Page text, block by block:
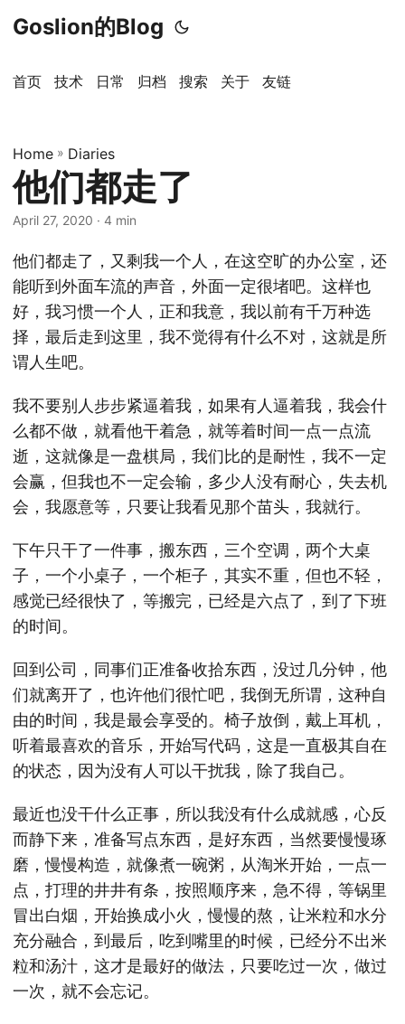
Goslion的Blog
首页 技术 日常 归档 搜索 关于 友链
Home » Diaries
他们都走了
April 27, 2020 · 4 min
他们都走了，又剩我一个人，在这空旷的办公室，还
能听到外面车流的声音，外面一定很堵吧。这样也
好，我习惯一个人，正和我意，我以前有千万种选
择，最后走到这里，我不觉得有什么不对，这就是所
谓人生吧。
我不要别人步步紧逼着我，如果有人逼着我，我会什
么都不做，就看他干着急，就等着时间一点一点流
逝，这就像是一盘棋局，我们比的是耐性，我不一定
会赢，但我也不一定会输，多少人没有耐心，失去机
会，我愿意等，只要让我看见那个苗头，我就行。
下午只干了一件事，搬东西，三个空调，两个大桌
子，一个小桌子，一个柜子，其实不重，但也不轻，
感觉已经很快了，等搬完，已经是六点了，到了下班
的时间。
回到公司，同事们正准备收拾东西，没过几分钟，他
们就离开了，也许他们很忙吧，我倒无所谓，这种自
由的时间，我是最会享受的。椅子放倒，戴上耳机，
听着最喜欢的音乐，开始写代码，这是一直极其自在
的状态，因为没有人可以干扰我，除了我自己。
最近也没干什么正事，所以我没有什么成就感，心反
而静下来，准备写点东西，是好东西，当然要慢慢琢
磨，慢慢构造，就像煮一碗粥，从淘米开始，一点一
点，打理的井井有条，按照顺序来，急不得，等锅里
冒出白烟，开始换成小火，慢慢的熬，让米粒和水分
充分融合，到最后，吃到嘴里的时候，已经分不出米
粒和汤汁，这才是最好的做法，只要吃过一次，做过
一次，就不会忘记。